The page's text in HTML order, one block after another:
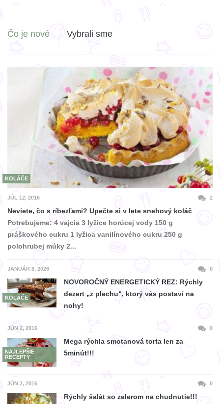
Čo je nové Vybrali sme
KOLÁČE
JÚL 12, 2016 2
Neviete, čo s ríbezľami? Upečte si v lete snehový koláč
Potrebujeme: 4 vajcia 3 lyžice horúcej vody 150 g
práškového cukru 1 lyžica vanilínového cukru 250 g
polohrubej múky 2...
JANUÁR 8, 2026 0
KOLÁČE
NOVOROČNÝ ENERGETICKÝ REZ: Rýchly
dezert „z plechu“, ktorý vás postaví na
nohy!
JÚN 2, 2016 0
NAJLEPŠIE
RECEPTY
Mega rýchla smotanová torta len za
5minút!!!
JÚN 2, 2016 0
Rýchly šalát so zelerom na chudnutie!!!